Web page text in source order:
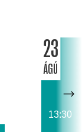
23
ÁGÚ
13:30